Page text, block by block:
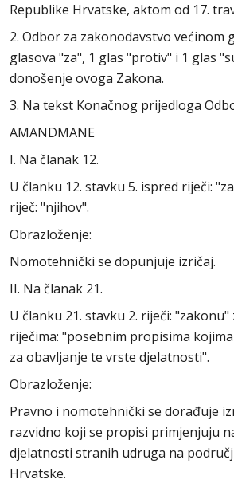
Republike Hrvatske, aktom od 17.
2. Odbor za zakonodavstvo većinom
glasova "za", 1 glas "protiv" i 1 glas
donošenje ovoga Zakona.
3. Na tekst Konačnog prijedloga
AMANDMANE
I. Na članak 12.
U članku 12. stavku 5. ispred riječi:
riječ: "njihov".
Obrazloženje:
Nomotehnički se dopunjuje izričaj.
II. Na članak 21.
U članku 21. stavku 2. riječi: "zakonu"
riječima: "posebnim propisima
za obavljanje te vrste djelatnosti".
Obrazloženje:
Pravno i nomotehnički se dorađuje
razvidno koji se propisi primjenjuju
djelatnosti stranih udruga na
Hrvatske.